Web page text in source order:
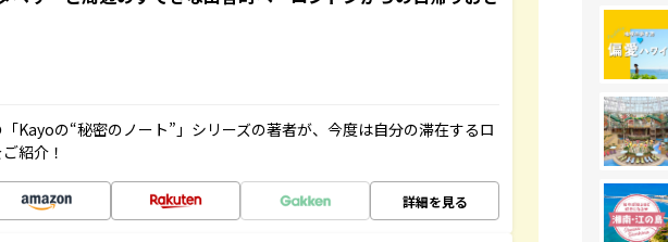
Kayoの“秘密のノート”」シリーズの著者が、今度は自分の滞在するロ
紹介！
詳細を見る